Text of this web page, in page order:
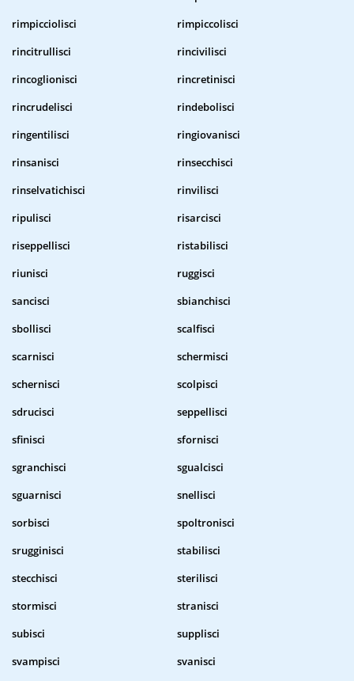
rimpicciolisci
rimpiccolisci
rincitrullisci
rincivilisci
rincoglionisci
rincretinisci
rincrudelisci
rindebolisci
ringentilisci
ringiovanisci
rinsanisci
rinsecchisci
rinselvatichisci
rinvilisci
ripulisci
risarcisci
riseppellisci
ristabilisci
riunisci
ruggisci
sancisci
sbianchisci
sbollisci
scalfisci
scarnisci
schermisci
schernisci
scolpisci
sdrucisci
seppellisci
sfinisci
sfornisci
sgranchisci
sgualcisci
sguarnisci
snellisci
sorbisci
spoltronisci
srugginisci
stabilisci
stecchisci
sterilisci
stormisci
stranisci
subisci
supplisci
svampisci
svanisci